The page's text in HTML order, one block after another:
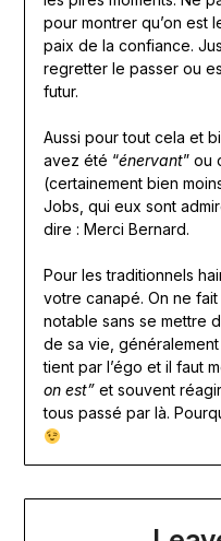
pour montrer qu’on est
paix de la confiance.
regretter le passer ou
futur.
Aussi pour tout cela et
avez été “énervant” ou
(certainement bien
Jobs, qui eux sont
dire : Merci Bernard.
Pour les traditionnels
votre canapé. On ne
notable sans se mettre
de sa vie,
tient par l’égo et il faut
on est”et souvent réagir
tous passé par là.